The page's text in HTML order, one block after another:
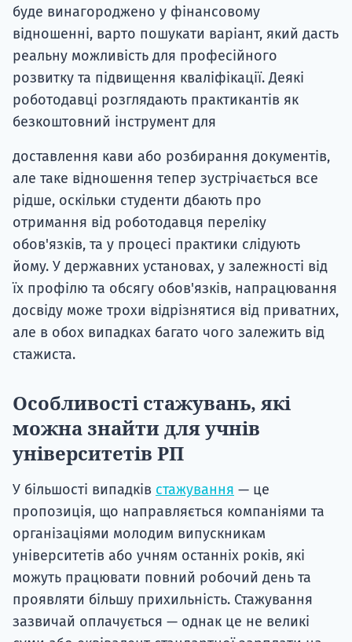
буде винагороджено у фінансовому
відношенні, варто пошукати варіант, який дасть
реальну можливість для професійного
розвитку та підвищення кваліфікації. Деякі
роботодавці розглядають практикантів як
безкоштовний інструмент для
доставлення кави або розбирання документів,
але таке відношення тепер зустрічається все
рідше, оскільки студенти дбають про
отримання від роботодавця переліку
обов'язків, та у процесі практики слідують
йому. У державних установах, у залежності від
їх профілю та обсягу обов'язків, напрацювання
досвіду може трохи відрізнятися від приватних,
але в обох випадках багато чого залежить від
стажиста.
Особливості стажувань, які
можна знайти для учнів
університетів РП
У більшості випадків стажування — це
пропозиція, що направляється компаніями та
організаціями молодим випускникам
університетів або учням останніх років, які
можуть працювати повний робочий день та
проявляти більшу прихильність. Стажування
зазвичай оплачується — однак це не великі